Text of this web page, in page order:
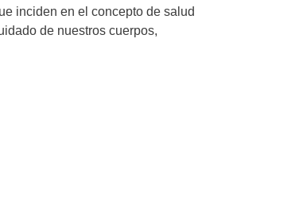
inciden en el concepto de salud
de nuestros cuerpos,